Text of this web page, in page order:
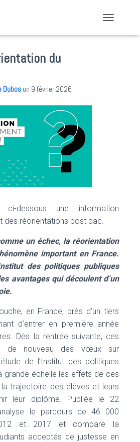
du
Dubos on 9 février 2026
ci-dessous une information
des réorientations post bac.
un échec, la réorientation
important en France.
des politiques publiques
avantages qui découlent d’un
en France, près d’un tiers
d’entrer en première année
Dès la rentrée suivante, ces
de nouveau des vœux sur
de l’Institut des politiques
grande échelle les effets de ces
trajectoire des élèves et leurs
leur diplôme. Publiée le 22
le parcours de 46 000
et 2017 et compare la
acceptés de justesse en